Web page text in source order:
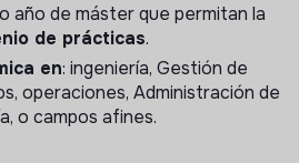
directamente al crecimiento
y documentación de
año de máster que permitan la
de prácticas.
en: ingeniería, Gestión de
operaciones, Administración de
o campos afines.